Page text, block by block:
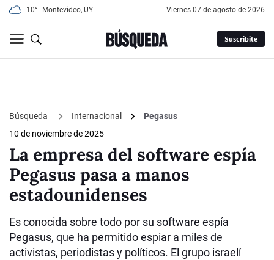
10° Montevideo, UY viernes 07 de agosto de 2026
Suscribite
Búsqueda Internacional
Pegasus
10 de noviembre de 2025
La empresa del software espía
Pegasus pasa a manos
estadounidenses
Es conocida sobre todo por su software espía
Pegasus, que ha permitido espiar a miles de
activistas, periodistas y políticos. El grupo israelí